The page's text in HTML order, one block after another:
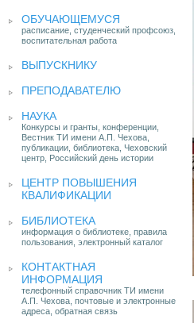
ОБУЧАЮЩЕМУСЯ
расписание, студенческий профсоюз,
воспитательная работа
ВЫПУСКНИКУ
ПРЕПОДАВАТЕЛЮ
НАУКА
Конкурсы и гранты, конференции,
Вестник ТИ имени А.П. Чехова,
публикации, библиотека, Чеховский
центр, Российский день истории
ЦЕНТР ПОВЫШЕНИЯ
КВАЛИФИКАЦИИ
БИБЛИОТЕКА
информация о библиотеке, правила
пользования, электронный каталог
КОНТАКТНАЯ
ИНФОРМАЦИЯ
телефонный справочник ТИ имени
А.П. Чехова, почтовые и электронные
адреса, обратная связь